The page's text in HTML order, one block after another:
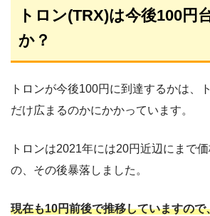
トロン(TRX)は今後100円
か？
トロンが今後100円に到達するかは、
だけ広まるのかにかかっています。
トロンは2021年には20円近辺にまで
の、その後暴落しました。
現在も10円前後で推移していますので